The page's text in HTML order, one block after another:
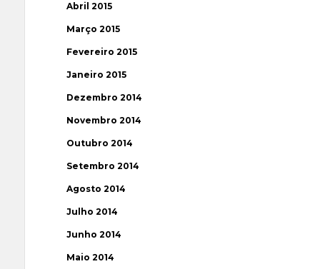
Abril 2015
Março 2015
Fevereiro 2015
Janeiro 2015
Dezembro 2014
Novembro 2014
Outubro 2014
Setembro 2014
Agosto 2014
Julho 2014
Junho 2014
Maio 2014